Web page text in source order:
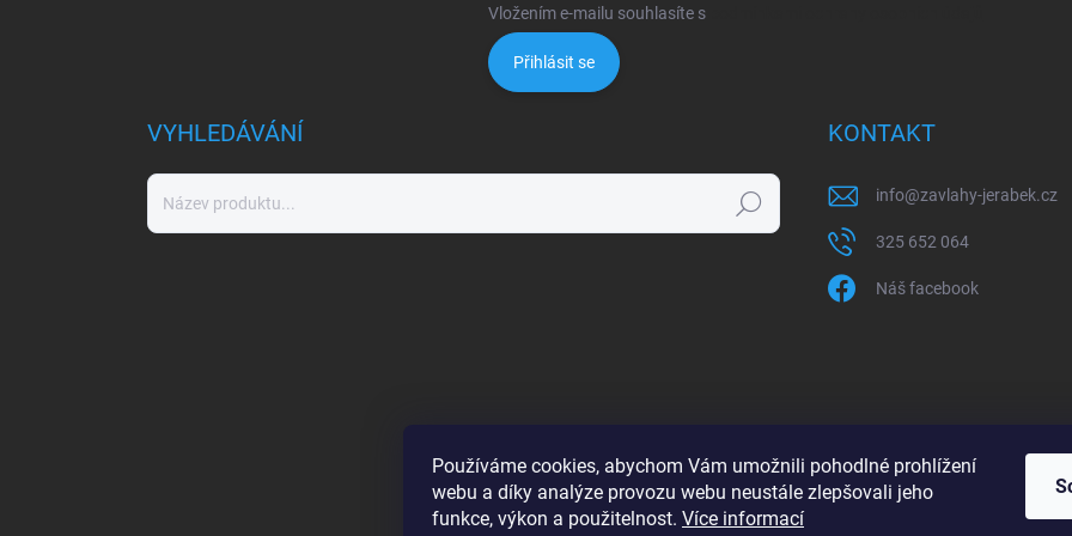
Používáme cookies, abychom Vám umožnili pohodlné prohlížení
webu a díky analýze provozu webu neustále zlepšovali jeho
funkce, výkon a použitelnost. Více informací
Vložením e-mailu souhlasíte s
Přihlásit se
VYHLEDÁVÁNÍ
Hledat
KONTAKT
info@zavlahy-jerabek.cz
325 652 064
Náš facebook